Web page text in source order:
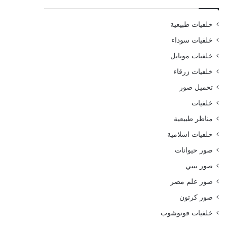
خلفيات طبيعية
خلفيات سوداء
خلفيات موبايل
خلفيات زرقاء
تحميل صور
خلفيات
مناظر طبيعية
خلفيات اسلامية
صور حيوانات
صور بيبي
صور علم مصر
صور كرتون
خلفيات فوتوشوب